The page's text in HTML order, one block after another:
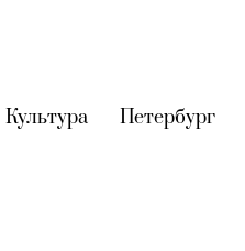
Культура(current)
Петербург